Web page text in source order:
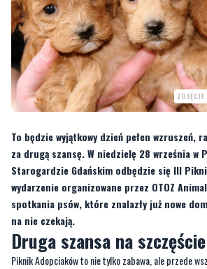
To będzie wyjątkowy dzień pełen wzruszeń,
za drugą szansę. W niedzielę 28 września w
Starogardzie Gdańskim odbędzie się III
wydarzenie organizowane przez OTOZ
spotkania psów, które znalazły już nowe
na nie czekają.
Druga szansa na szczęście
Piknik Adopciaków to nie tylko zabawa, ale przede